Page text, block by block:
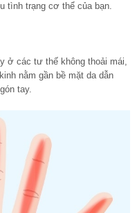
tình trạng cơ thể của bạn.
ở các tư thế không thoải mái,
nằm gần bề mặt da dẫn
tay.